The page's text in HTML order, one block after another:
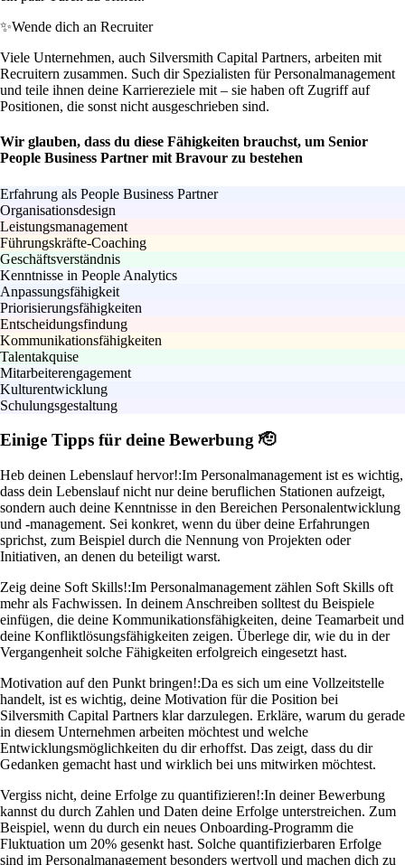
✨Wende dich an Recruiter
Viele Unternehmen, auch Silversmith Capital Partners, arbeiten mit
Recruitern zusammen. Such dir Spezialisten für Personalmanagement
und teile ihnen deine Karriereziele mit – sie haben oft Zugriff auf
Positionen, die sonst nicht ausgeschrieben sind.
Wir glauben, dass du diese Fähigkeiten brauchst, um Senior
People Business Partner mit Bravour zu bestehen
Erfahrung als People Business Partner
Organisationsdesign
Leistungsmanagement
Führungskräfte-Coaching
Geschäftsverständnis
Kenntnisse in People Analytics
Anpassungsfähigkeit
Priorisierungsfähigkeiten
Entscheidungsfindung
Kommunikationsfähigkeiten
Talentakquise
Mitarbeiterengagement
Kulturentwicklung
Schulungsgestaltung
Einige Tipps für deine Bewerbung 🫡
Heb deinen Lebenslauf hervor!:Im Personalmanagement ist es wichtig,
dass dein Lebenslauf nicht nur deine beruflichen Stationen aufzeigt,
sondern auch deine Kenntnisse in den Bereichen Personalentwicklung
und -management. Sei konkret, wenn du über deine Erfahrungen
sprichst, zum Beispiel durch die Nennung von Projekten oder
Initiativen, an denen du beteiligt warst.
Zeig deine Soft Skills!:Im Personalmanagement zählen Soft Skills oft
mehr als Fachwissen. In deinem Anschreiben solltest du Beispiele
einfügen, die deine Kommunikationsfähigkeiten, deine Teamarbeit und
deine Konfliktlösungsfähigkeiten zeigen. Überlege dir, wie du in der
Vergangenheit solche Fähigkeiten erfolgreich eingesetzt hast.
Motivation auf den Punkt bringen!:Da es sich um eine Vollzeitstelle
handelt, ist es wichtig, deine Motivation für die Position bei
Silversmith Capital Partners klar darzulegen. Erkläre, warum du gerade
in diesem Unternehmen arbeiten möchtest und welche
Entwicklungsmöglichkeiten du dir erhoffst. Das zeigt, dass du dir
Gedanken gemacht hast und wirklich bei uns mitwirken möchtest.
Vergiss nicht, deine Erfolge zu quantifizieren!:In deiner Bewerbung
kannst du durch Zahlen und Daten deine Erfolge unterstreichen. Zum
Beispiel, wenn du durch ein neues Onboarding-Programm die
Fluktuation um 20% gesenkt hast. Solche quantifizierbaren Erfolge
sind im Personalmanagement besonders wertvoll und machen dich zu